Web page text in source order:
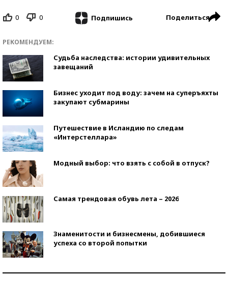
0 0 Подпишись Поделиться
РЕКОМЕНДУЕМ:
Судьба наследства: истории удивительных
завещаний
Бизнес уходит под воду: зачем на суперъяхты
закупают субмарины
Путешествие в Исландию по следам
«Интерстеллара»
Модный выбор: что взять с собой в отпуск?
Самая трендовая обувь лета – 2026
Знаменитости и бизнесмены, добившиеся
успеха со второй попытки